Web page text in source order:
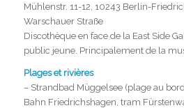
Mühlenstr. 11-12, 10243 Berlin-
Warschauer Straße
Discothèque en face de la East Side
public jeune. Principalement de la
Plages et rivières
– Strandbad Müggelsee (plage au
Bahn Friedrichshagen, tram